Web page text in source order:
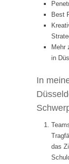
Best
Mehr
in
In
das